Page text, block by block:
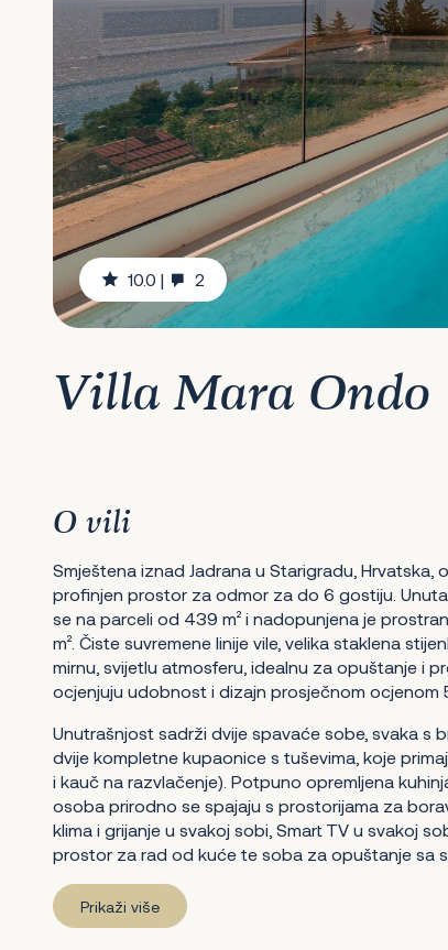
10.0 | 2
Villa Mara Ondo
O vili
Smještena iznad Jadrana u Starigradu, Hrvatska,
profinjen prostor za odmor za do 6 gostiju.
se na parceli od 439 m² i nadopunjena je
m². Čiste suvremene linije vile, velika staklena
mirnu, svijetlu atmosferu, idealnu za opuštanje i
ocjenjuju udobnost i dizajn prosječnom ocjenom
Unutrašnjost sadrži dvije spavaće sobe, svaka s
dvije kompletne kupaonice s tuševima, koje
i kauč na razvlačenje). Potpuno opremljena
osoba prirodno se spajaju s prostorijama za
klima i grijanje u svakoj sobi, Smart TV u svakoj
prostor za rad od kuće te soba za opuštanje sa
Prikaži više